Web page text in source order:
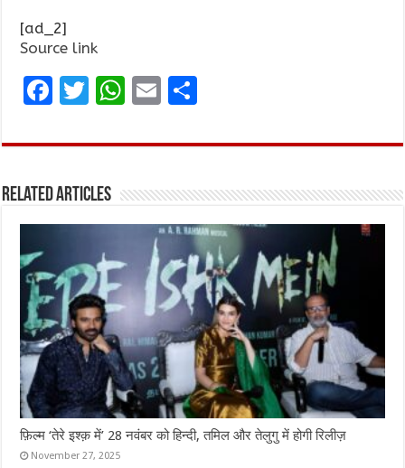
[ad_2]
Source link
F
ce
o
o
k
T
it
r
W
at
A
p
p
E
ai ar
Related Articles
फ़िल्म ‘तेरे इश्क़ में’ 28 नवंबर को हिन्दी, तमिल और तेलुगु में होगी रिलीज़
November 27, 2025